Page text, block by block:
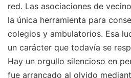
red. Las asociaciones de
la única herramienta para
colegios y ambulatorios. Esa
un carácter que todavía se
Hay un orgullo silencioso en
fue arrancado al olvido